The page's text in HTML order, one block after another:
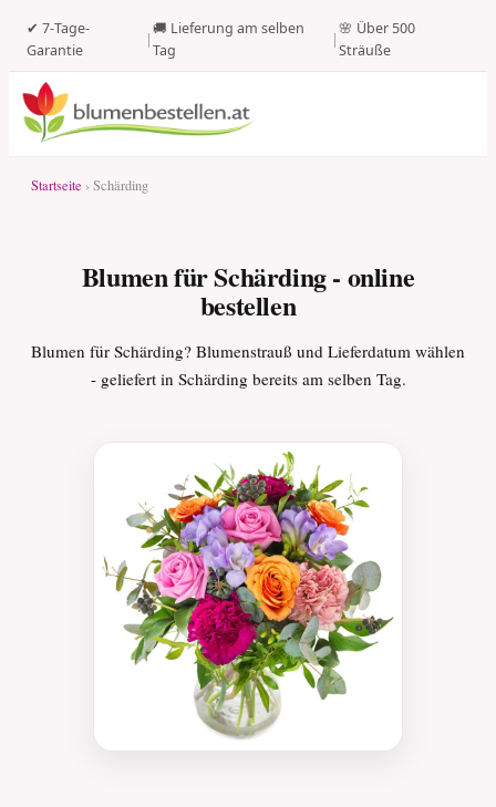
✔ 7-Tage-
Garantie
|
🚚 Lieferung am selben
Tag
|
🌸 Über 500
Sträuße
Startseite › Schärding
Blumen für Schärding - online
bestellen
Blumen für Schärding? Blumenstrauß und Lieferdatum wählen
- geliefert in Schärding bereits am selben Tag.